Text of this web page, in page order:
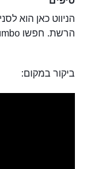
הניווט כאן הוא
הרשת. חפשו Jumbo בתוכנת הניווט.
ביקור במקום: